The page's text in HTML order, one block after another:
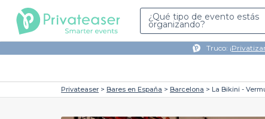
¿Qué tipo de evento estás
organizando?
Truco: ¡
Privateaser Bares en España Barcelona La Bikini -